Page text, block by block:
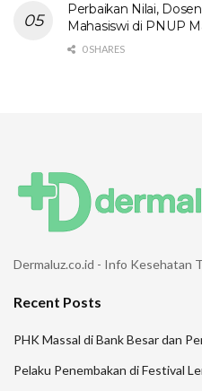
Perbaikan Nilai,
Mahasiswi di PNUP
0 SHARES
Dermaluz.co.id - Info Kesehatan
Recent Posts
PHK Massal di Bank Besar dan
Pelaku Penembakan di Festival